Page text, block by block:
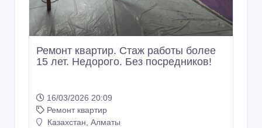
Ремонт квартир. Стаж работы более
15 лет. Недорого. Без посредников!
16/03/2026 20:09
Ремонт квартир
Казахстан, Алматы